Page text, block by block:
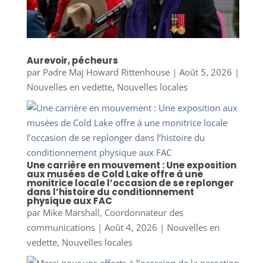
Aurevoir, pécheurs
par Padre Maj Howard Rittenhouse| Août 5, 2026 |
Nouvelles en vedette, Nouvelles locales
Une carrière en mouvement : Une exposition
aux musées de Cold Lake offre à une
monitrice locale l’occasion de se replonger
dans l’histoire du conditionnement
physique aux FAC
par Mike Marshall, Coordonnateur des
communications| Août 4, 2026 | Nouvelles en
vedette, Nouvelles locales